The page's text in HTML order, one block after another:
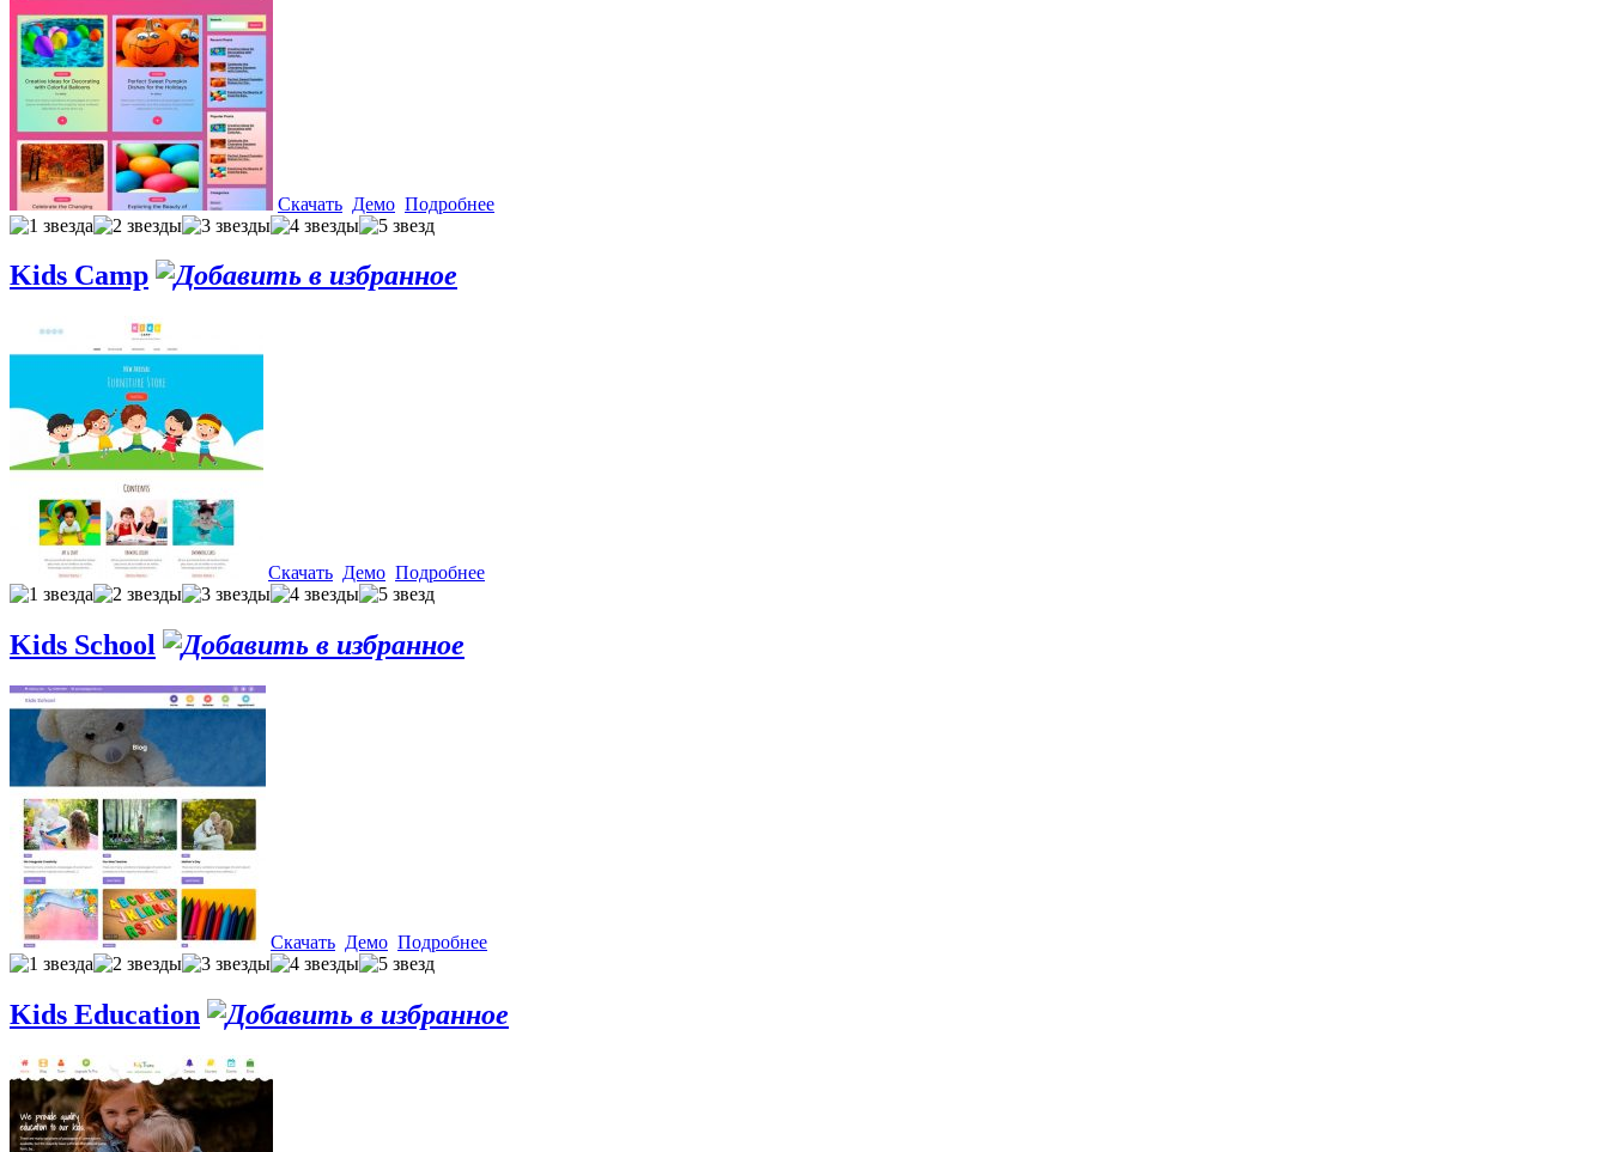
Скачать Демо Подробнее
Kids Camp
Скачать Демо Подробнее
Kids School
Скачать Демо Подробнее
Kids Education